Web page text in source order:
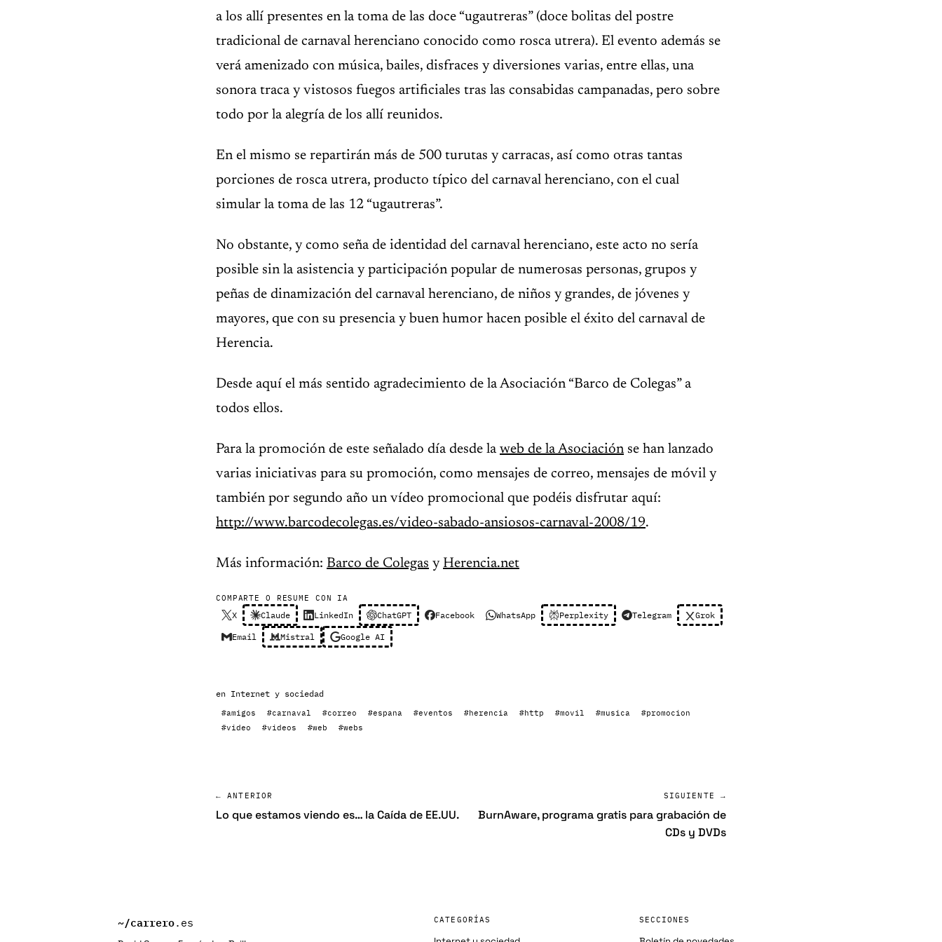
a los allí presentes en la toma de las doce “ugautreras” (doce bolitas del postre
tradicional de carnaval herenciano conocido como rosca utrera). El evento además se
verá amenizado con música, bailes, disfraces y diversiones varias, entre ellas, una
sonora traca y vistosos fuegos artificiales tras las consabidas campanadas, pero sobre
todo por la alegría de los allí reunidos.
En el mismo se repartirán más de 500 turutas y carracas, así como otras tantas
porciones de rosca utrera, producto típico del carnaval herenciano, con el cual
simular la toma de las 12 “ugautreras”.
No obstante, y como seña de identidad del carnaval herenciano, este acto no sería
posible sin la asistencia y participación popular de numerosas personas, grupos y
peñas de dinamización del carnaval herenciano, de niños y grandes, de jóvenes y
mayores, que con su presencia y buen humor hacen posible el éxito del carnaval de
Herencia.
Desde aquí el más sentido agradecimiento de la Asociación “Barco de Colegas” a
todos ellos.
Para la promoción de este señalado día desde la web de la Asociaciónse han lanzado
varias iniciativas para su promoción, como mensajes de correo, mensajes de móvil y
también por segundo año un vídeo promocional que podéis disfrutar aquí:
http://www.barcodecolegas.es/video-sabado-ansiosos-carnaval-2008/19.
Más información: Barco de Colegas y Herencia.net
COMPARTE O RESUME CON IA
X Claude LinkedIn ChatGPT Facebook WhatsApp Perplexity Telegram Grok
Email Mistral Google AI
en Internet y sociedad
#amigos #carnaval #correo #espana #eventos #herencia #http #movil #musica
#promocion
#video
#videos #web #webs
← ANTERIOR
Lo que estamos viendo es… la Caída de EE.UU.
SIGUIENTE →
BurnAware, programa gratis para grabación de
CDs y DVDs
~/carrero.es CATEGORÍAS SECCIONES